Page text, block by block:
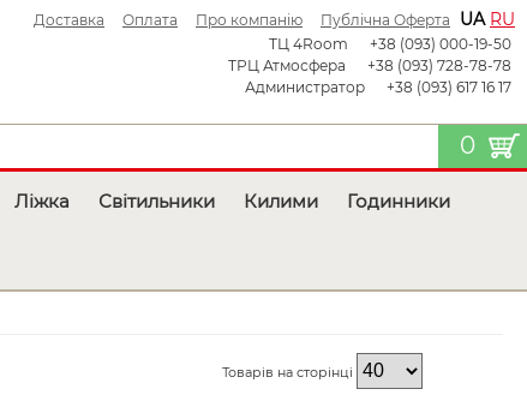
Доставка Оплата Про компанію Публічна Оферта UA RU
ТЦ 4Room
+38 (093) 000-19-50
ТРЦ Атмосфера
+38 (093) 728-78-78
Администратор
+38 (093) 617 16 17
0
Ліжка Світильники Килими Годинники
Товарів на сторінці